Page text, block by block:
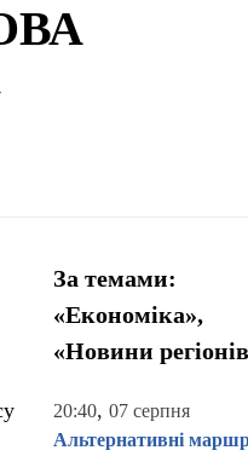
За темами:
«Економіка»,
«Новини
20:40, 07 серпня
Альтернативні